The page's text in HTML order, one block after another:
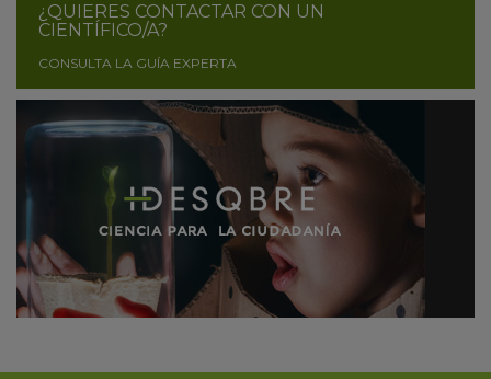
¿QUIERES CONTACTAR CON UN
CIENTÍFICO/A?
CONSULTA LA GUÍA EXPERTA